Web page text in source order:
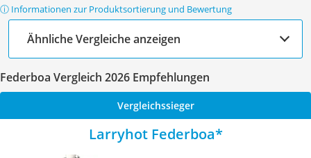
ⓘ Informationen zur Produktsortierung und Bewertung
Ähnliche Vergleiche anzeigen
Federboa Vergleich 2026 Empfehlungen
Vergleichssieger
Larryhot Federboa